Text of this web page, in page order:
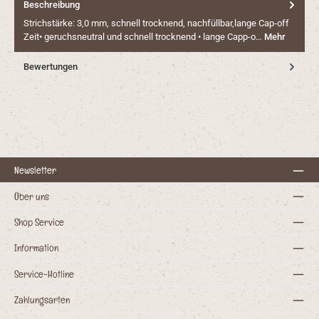
Beschreibung
Strichstärke: 3,0 mm, schnell trocknend, nachfüllbar,lange Cap-off
Zeit• geruchsneutral und schnell trocknend • lange Capp-o… Mehr
Bewertungen
Newsletter
Über uns
Shop Service
Information
Service-Hotline
Zahlungsarten